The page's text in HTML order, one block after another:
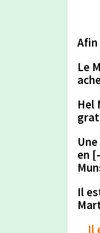
Afin
Le
Hel
en
Il
Il